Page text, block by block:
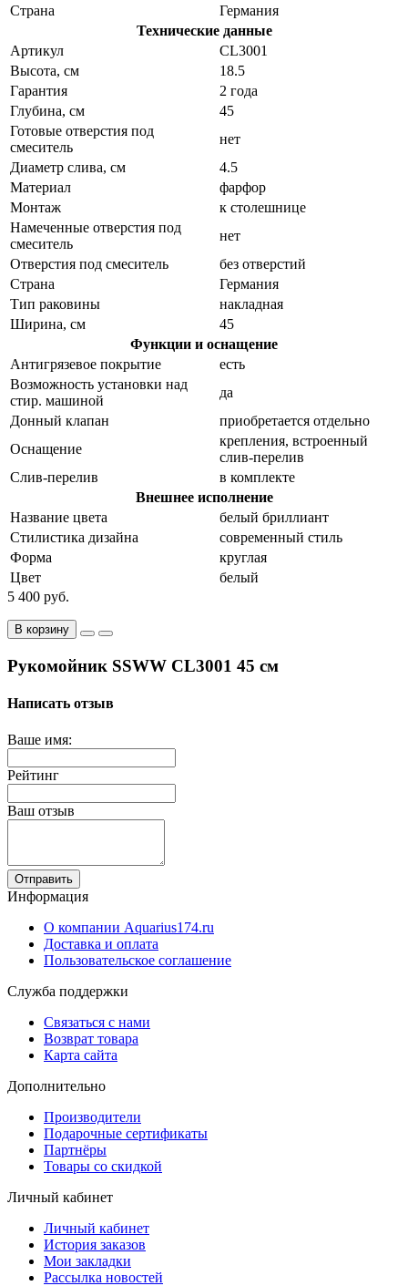
Страна
Германия
Технические данные
Артикул
CL3001
Высота, см
18.5
Гарантия
2 года
Глубина, см
45
Готовые отверстия под
смеситель
нет
Диаметр слива, см
4.5
Материал
фарфор
Монтаж
к столешнице
Намеченные отверстия под
смеситель
нет
Отверстия под смеситель
без отверстий
Страна
Германия
Тип раковины
накладная
Ширина, см
45
Функции и оснащение
Антигрязевое покрытие
есть
Возможность установки над
стир. машиной
да
Донный клапан
приобретается отдельно
Оснащение
крепления, встроенный
слив-перелив
Слив-перелив
в комплекте
Внешнее исполнение
Название цвета
белый бриллиант
Стилистика дизайна
современный стиль
Форма
круглая
Цвет
белый
5 400 руб.
В корзину
Рукомойник SSWW CL3001 45 см
Написать отзыв
Ваше имя:
Рейтинг
Ваш отзыв
Отправить
Информация
О компании Aquarius174.ru
Доставка и оплата
Пользовательское соглашение
Служба поддержки
Связаться с нами
Возврат товара
Карта сайта
Дополнительно
Производители
Подарочные сертификаты
Партнёры
Товары со скидкой
Личный кабинет
Личный кабинет
История заказов
Мои закладки
Рассылка новостей